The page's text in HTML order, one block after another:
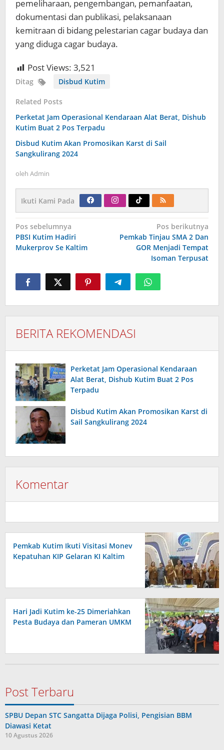
pemeliharaan, pengembangan, pemanfaatan,
dokumentasi dan publikasi, pelaksanaan
kemitraan di bidang pelestarian cagar budaya dan
yang diduga cagar budaya.
Post Views: 3,521
Ditag Disbud Kutim
Related Posts
Perketat Jam Operasional Kendaraan Alat Berat, Dishub
Kutim Buat 2 Pos Terpadu
Disbud Kutim Akan Promosikan Karst di Sail
Sangkulirang 2024
oleh Admin
Ikuti Kami Pada
Navigasi
pos
Pos sebelumnya
PBSI Kutim Hadiri
Mukerprov Se Kaltim
Pos berikutnya
Pemkab Tinjau SMA 2 Dan
GOR Menjadi Tempat
Isoman Terpusat
BERITA REKOMENDASI
Perketat Jam Operasional Kendaraan
Alat Berat, Dishub Kutim Buat 2 Pos
Terpadu
Disbud Kutim Akan Promosikan Karst di
Sail Sangkulirang 2024
Komentar
Pemkab Kutim Ikuti Visitasi Monev
Kepatuhan KIP Gelaran KI Kaltim
Hari Jadi Kutim ke-25 Dimeriahkan
Pesta Budaya dan Pameran UMKM
Post Terbaru
SPBU Depan STC Sangatta Dijaga Polisi, Pengisian BBM
Diawasi Ketat
10 Agustus 2026